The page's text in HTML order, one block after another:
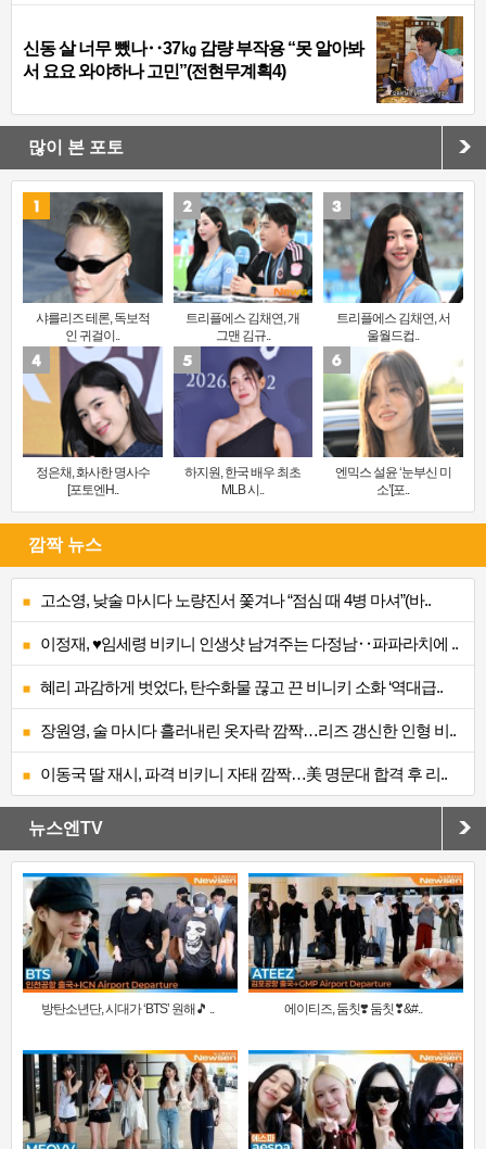
신동 살 너무 뺐나‥37㎏ 감량 부작용 “못 알아봐
서 요요 와야하나 고민”(전현무계획4)
많이 본 포토
샤를리즈 테론, 독보적
인 귀걸이..
트리플에스 김채연, 개
그맨 김규..
트리플에스 김채연, 서
울월드컵..
정은채, 화사한 명사수
[포토엔H..
하지원, 한국 배우 최초
MLB 시..
엔믹스 설윤 ‘눈부신 미
소’[포..
깜짝 뉴스
고소영, 낮술 마시다 노량진서 쫓겨나 “점심 때 4병 마셔”(바..
이정재, ♥임세령 비키니 인생샷 남겨주는 다정남‥파파라치에 ..
혜리 과감하게 벗었다, 탄수화물 끊고 끈 비니키 소화 ‘역대급..
장원영, 술 마시다 흘러내린 옷자락 깜짝…리즈 갱신한 인형 비..
이동국 딸 재시, 파격 비키니 자태 깜짝…美 명문대 합격 후 리..
뉴스엔TV
방탄소년단, 시대가 ‘BTS’ 원해🎵 .. 에이티즈, 둠칫❣️ 둠칫❣&#..